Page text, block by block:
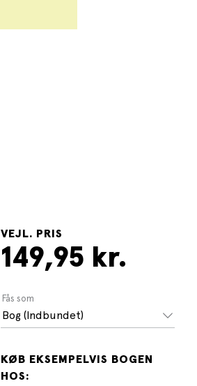
VEJL. PRIS
149,95 kr.
Fås som
Bog (Indbundet)
KØB EKSEMPELVIS BOGEN
HOS: